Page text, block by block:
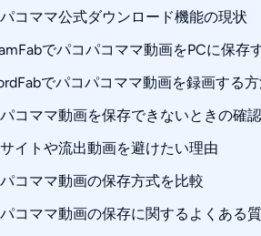
コママ公式ダウンロード機能の現状
式ダウンロードを利用する前の確認点
でパコパコママ動画をPCに保存
DRM M3U8 ダウンローダーの
テップ1：StreamFabをインストールし
テップ2：内蔵ブラウザでパコパコママ
テップ3：パコパコママへログインする
でパコパコママ動画を録画する
の基本的な操作手順
コママ動画を保存できないときの確
イトや流出動画を避けたい理由
コママ動画の保存方式を比較
コママ動画の保存に関するよくある